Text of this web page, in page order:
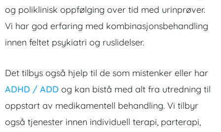
og poliklinisk oppfølging over tid med urinprøver.
Vi har god erfaring med kombinasjonsbehandling
innen feltet psykiatri og ruslidelser.
Det tilbys også hjelp til de som mistenker eller har
ADHD / ADD og kan bistå med alt fra utredning til
oppstart av medikamentell behandling. Vi tilbyr
også tjenester innen individuell terapi, parterapi,